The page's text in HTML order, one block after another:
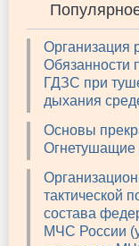
Организация
Обязанности
ГДЗС при
дыхания
Основы
Огнетушащие
тактической
состава
МЧС России